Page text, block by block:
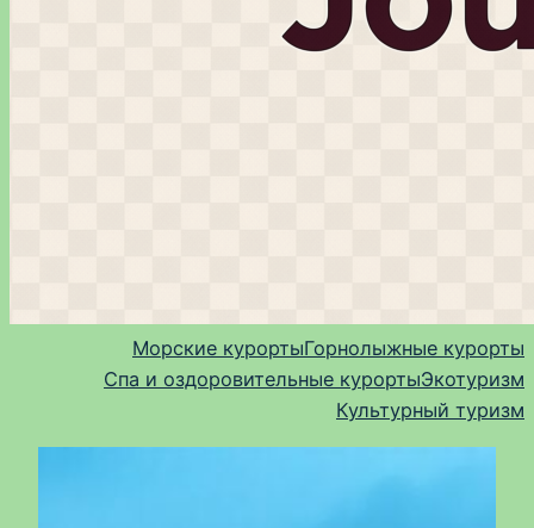
Морские курортыГорнолыжные курорты
Спа и оздоровительные курортыЭкотуризм
Культурный туризм